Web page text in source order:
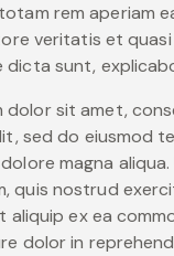
rem aperiam
veritatis et
dicta sunt,
dolor sit amet,
sed do eiusmod
magna aliqua.
quis nostrud
aliquip ex ea
dolor in